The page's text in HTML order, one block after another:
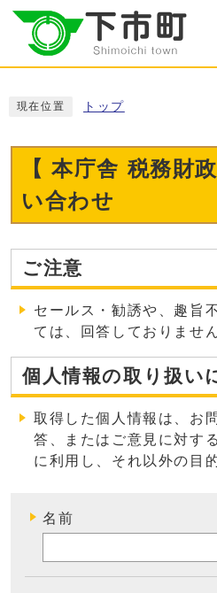
現在位置 トップ
【 本庁舎 税務財
い合わせ
ご注意
セールス・勧誘や、趣旨
ては、回答しておりません
個人情報の取り扱い
取得した個人情報は、お
答、またはご意見に対す
に利用し、それ以外の目
名前